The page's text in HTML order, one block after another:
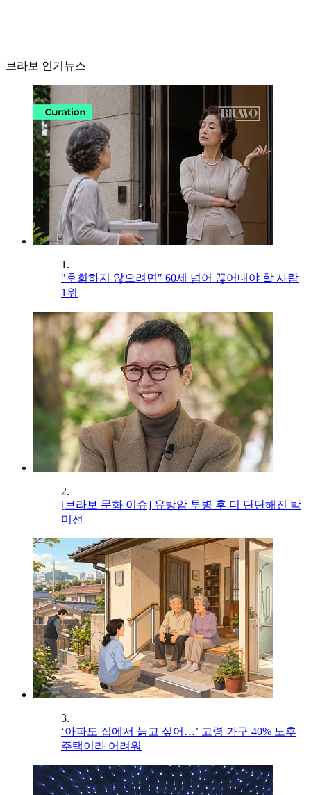
브라보 인기뉴스
1.
"후회하지 않으려면" 60세 넘어 끊어내야 할 사람
1위
2.
[브라보 문화 이슈] 유방암 투병 후 더 단단해진 박
미선
3.
‘아파도 집에서 늙고 싶어…’ 고령 가구 40% 노후
주택이라 어려워